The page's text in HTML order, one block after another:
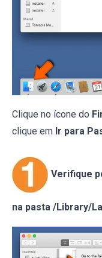
Clique no ícone do
clique em Ir para
Verifique
na pasta /Library/